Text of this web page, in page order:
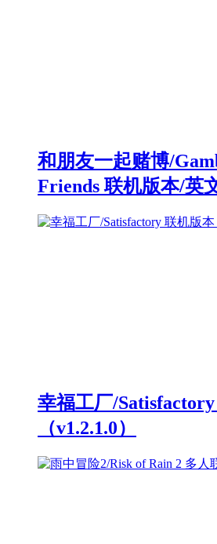
和朋友一起赌博/
Friends 联机版本/英
幸福工厂/
（v1.2.1.0）